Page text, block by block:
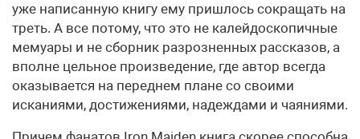
уже написанную книгу ему пришлось сокращать на
треть. А все потому, что это не калейдоскопичные
мемуары и не сборник разрозненных рассказов, а
вполне цельное произведение, где автор всегда
оказывается на переднем плане со своими
исканиями, достижениями, надеждами и чаяниями.